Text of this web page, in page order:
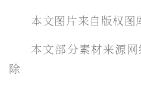
本文图片来自版权图
本文部分素材来源
除